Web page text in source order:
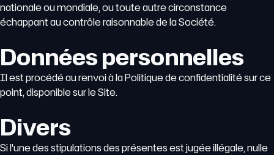
nationale ou mondiale, ou toute autre circonstance
échappant au contrôle raisonnable de la Société.
Données personnelles
Il est procédé au renvoi à la Politique de confidentialité sur ce
point, disponible sur le Site.
Divers
Si l'une des stipulations des présentes est jugée illégale, nulle